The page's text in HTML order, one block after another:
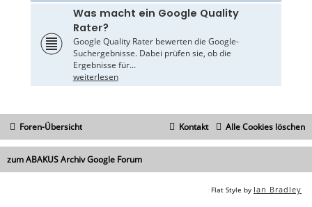
Was macht ein Google Quality
Rater?
Google Quality Rater bewerten die Google-
Suchergebnisse. Dabei prüfen sie, ob die
Ergebnisse für...
weiterlesen
Foren-Übersicht Alle Cookies löschen
Kontakt
zum ABAKUS Archiv Google Forum
Flat Style by Ian Bradley